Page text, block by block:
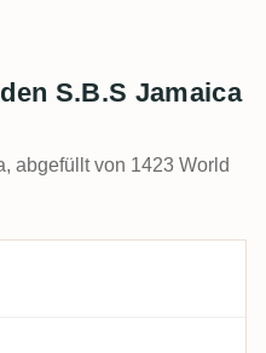
S.B.S Jamaica
abgefüllt von 1423 World